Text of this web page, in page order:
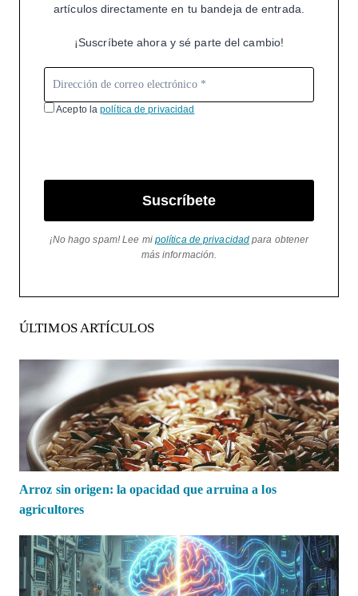
artículos directamente en tu bandeja de entrada.
¡Suscríbete ahora y sé parte del cambio!
Acepto lapolítica de privacidad
Suscríbete
¡No hago spam! Lee mi política de privacidad para obtener
más información.
ÚLTIMOS ARTÍCULOS
Arroz sin origen: la opacidad que arruina a los
agricultores